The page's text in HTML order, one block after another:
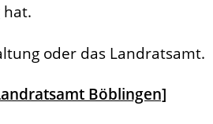
hat.
oder das Landratsamt.
Böblingen]